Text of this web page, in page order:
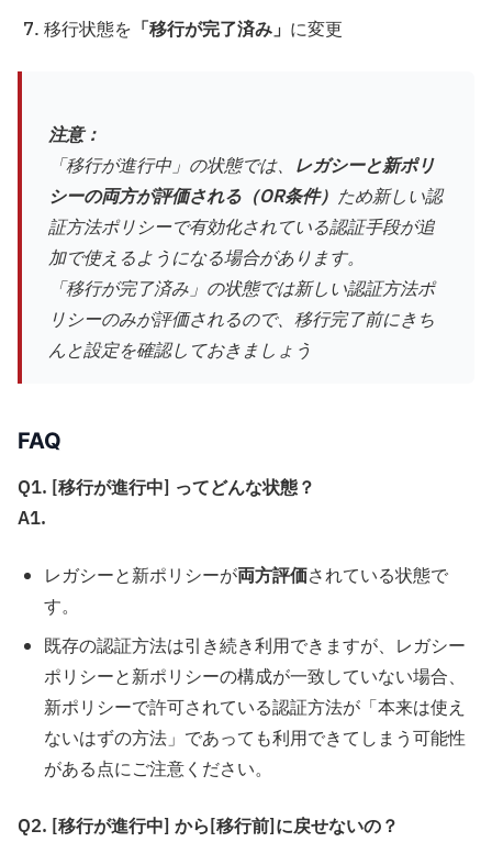
移行状態を 「移行が完了済み」 に変更
注意：
「移行が進行中」の状態では、 レガシーと新ポリ
シーの両方が評価される（OR条件） ため新しい認
証方法ポリシーで有効化されている認証手段が追
加で使えるようになる場合があります。
「移行が完了済み」の状態では新しい認証方法ポ
リシーのみが評価されるので、移行完了前にきち
んと設定を確認しておきましょう
FAQ
Q1. [移行が進行中] ってどんな状態？
A1.
レガシーと新ポリシーが両方評価されている状態で
す。
既存の認証方法は引き続き利用できますが、レガシー
ポリシーと新ポリシーの構成が一致していない場合、
新ポリシーで許可されている認証方法が「本来は使え
ないはずの方法」であっても利用できてしまう可能性
がある点にご注意ください。
Q2. [移行が進行中] から[移行前]に戻せないの？